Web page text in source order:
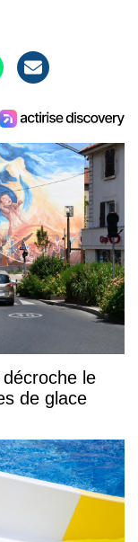
le
de glace